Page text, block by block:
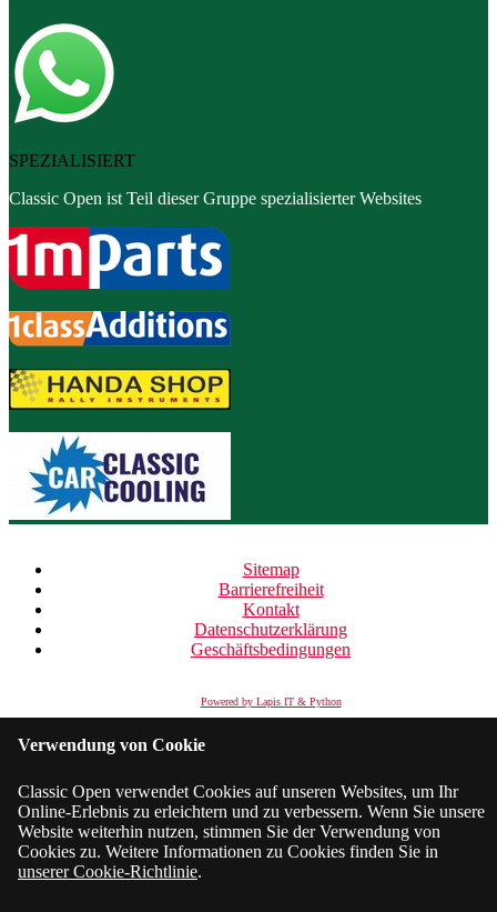
SPEZIALISIERT
Classic Open ist Teil dieser Gruppe spezialisierter Websites
Sitemap
Barrierefreiheit
Kontakt
Datenschutzerklärung
Geschäftsbedingungen
Powered by Lapis IT & Python
Verwendung von Cookie
Classic Open verwendet Cookies auf unseren Websites, um Ihr
Online-Erlebnis zu erleichtern und zu verbessern. Wenn Sie unsere
Website weiterhin nutzen, stimmen Sie der Verwendung von
Cookies zu. Weitere Informationen zu Cookies finden Sie in
unserer Cookie-Richtlinie.